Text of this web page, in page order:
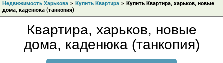
Недвижимость Харькова > Купить Квартира > Купить Квартира, харьков, новые
дома, каденюка (танкопия)
Квартира, харьков, новые
дома, каденюка (танкопия)